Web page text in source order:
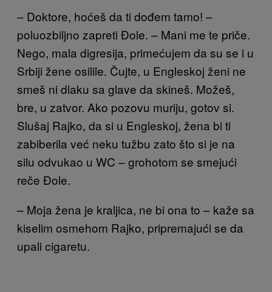
– Doktore, hoćeš da ti dođem tamo! –
poluozbiljno zapreti Đole. – Mani me te priče.
Nego, mala digresija, primećujem da su se i u
Srbiji žene osilile. Čujte, u Engleskoj ženi ne
smeš ni dlaku sa glave da skineš. Možeš,
bre, u zatvor. Ako pozovu muriju, gotov si.
Slušaj Rajko, da si u Engleskoj, žena bi ti
zabiberila već neku tužbu zato što si je na
silu odvukao u WC – grohotom se smejući
reče Đole.
– Moja žena je kraljica, ne bi ona to – kaže sa
kiselim osmehom Rajko, pripremajući se da
upali cigaretu.